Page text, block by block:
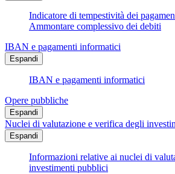
Indicatore di tempestività dei
Ammontare complessivo dei debiti
IBAN e pagamenti informatici
Espandi
IBAN e pagamenti informatici
Opere pubbliche
Espandi
Nuclei di valutazione e verifica degli
Espandi
Informazioni relative ai nuclei di
investimenti pubblici